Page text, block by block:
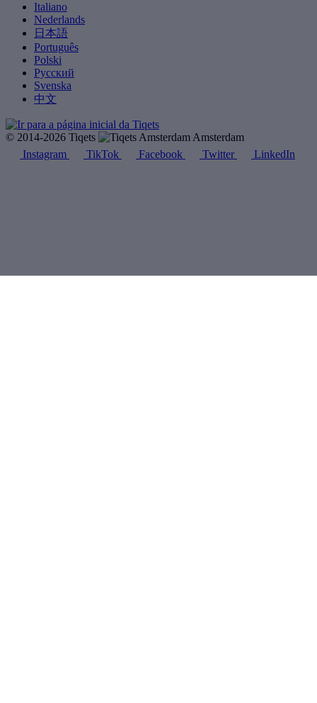
Italiano
Nederlands
日本語
Português
Polski
Русский
Svenska
中文
© 2014-2026 Tiqets
Amsterdam
Instagram
TikTok Facebook Twitter LinkedIn